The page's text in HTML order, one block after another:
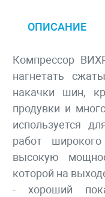
ОПИСАНИЕ
Компрессор
нагнетать
накачки шин,
продувки и
используется
работ
высокую
которой на
- хороший